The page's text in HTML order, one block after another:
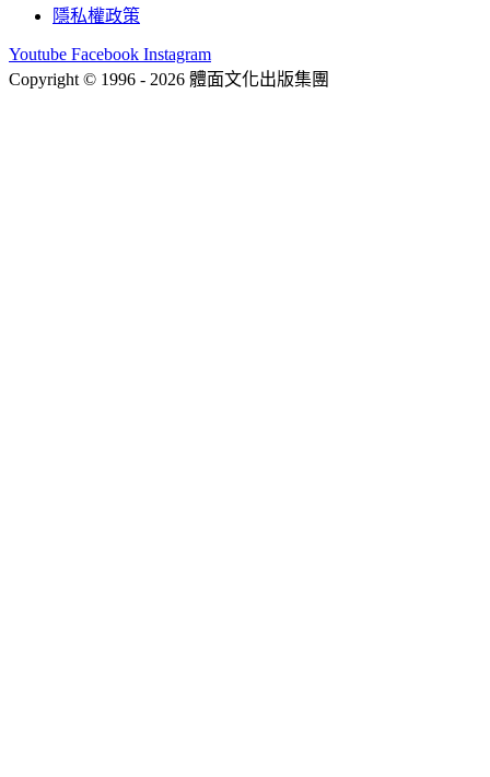
隱私權政策
Youtube Facebook Instagram
Copyright © 1996 - 2026 體面文化出版集團